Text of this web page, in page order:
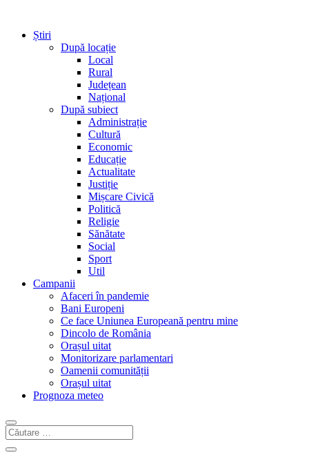
Știri
După locație
Local
Rural
Județean
Național
După subiect
Administrație
Cultură
Economic
Educație
Actualitate
Justiție
Mișcare Civică
Politică
Religie
Sănătate
Social
Sport
Util
Campanii
Afaceri în pandemie
Bani Europeni
Ce face Uniunea Europeană pentru mine
Dincolo de România
Orașul uitat
Monitorizare parlamentari
Oamenii comunității
Orașul uitat
Prognoza meteo